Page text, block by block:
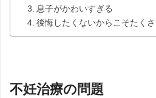
息子がかわいすぎる
後悔したくないからこそたく
不妊治療の問題